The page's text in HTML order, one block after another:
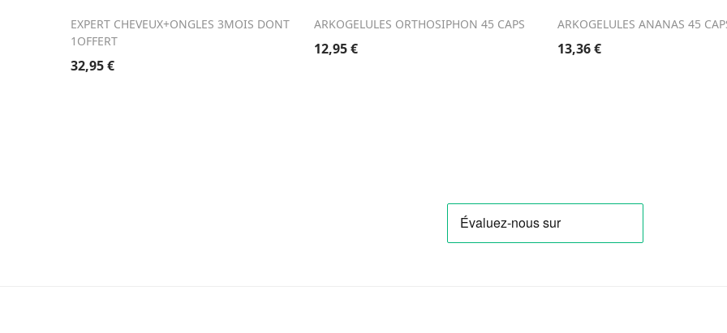
EXPERT CHEVEUX+ONGLES 3MOIS DONT
1OFFERT
32,95€
ARKOGELULES ORTHOSIPHON 45 CAPS
12,95€
ARKOGELULES ANANAS 45
13,36€